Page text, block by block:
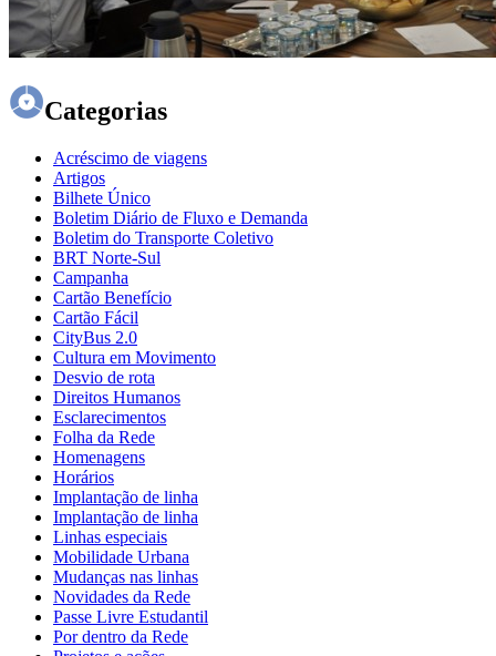
Categorias
Acréscimo de viagens
Artigos
Bilhete Único
Boletim Diário de Fluxo e Demanda
Boletim do Transporte Coletivo
BRT Norte-Sul
Campanha
Cartão Benefício
Cartão Fácil
CityBus 2.0
Cultura em Movimento
Desvio de rota
Direitos Humanos
Esclarecimentos
Folha da Rede
Homenagens
Horários
Implantação de linha
Implantação de linha
Linhas especiais
Mobilidade Urbana
Mudanças nas linhas
Novidades da Rede
Passe Livre Estudantil
Por dentro da Rede